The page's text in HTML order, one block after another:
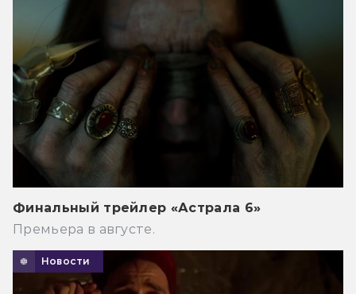
Финальный трейлер «Астрала 6»
Премьера в августе.
Новости